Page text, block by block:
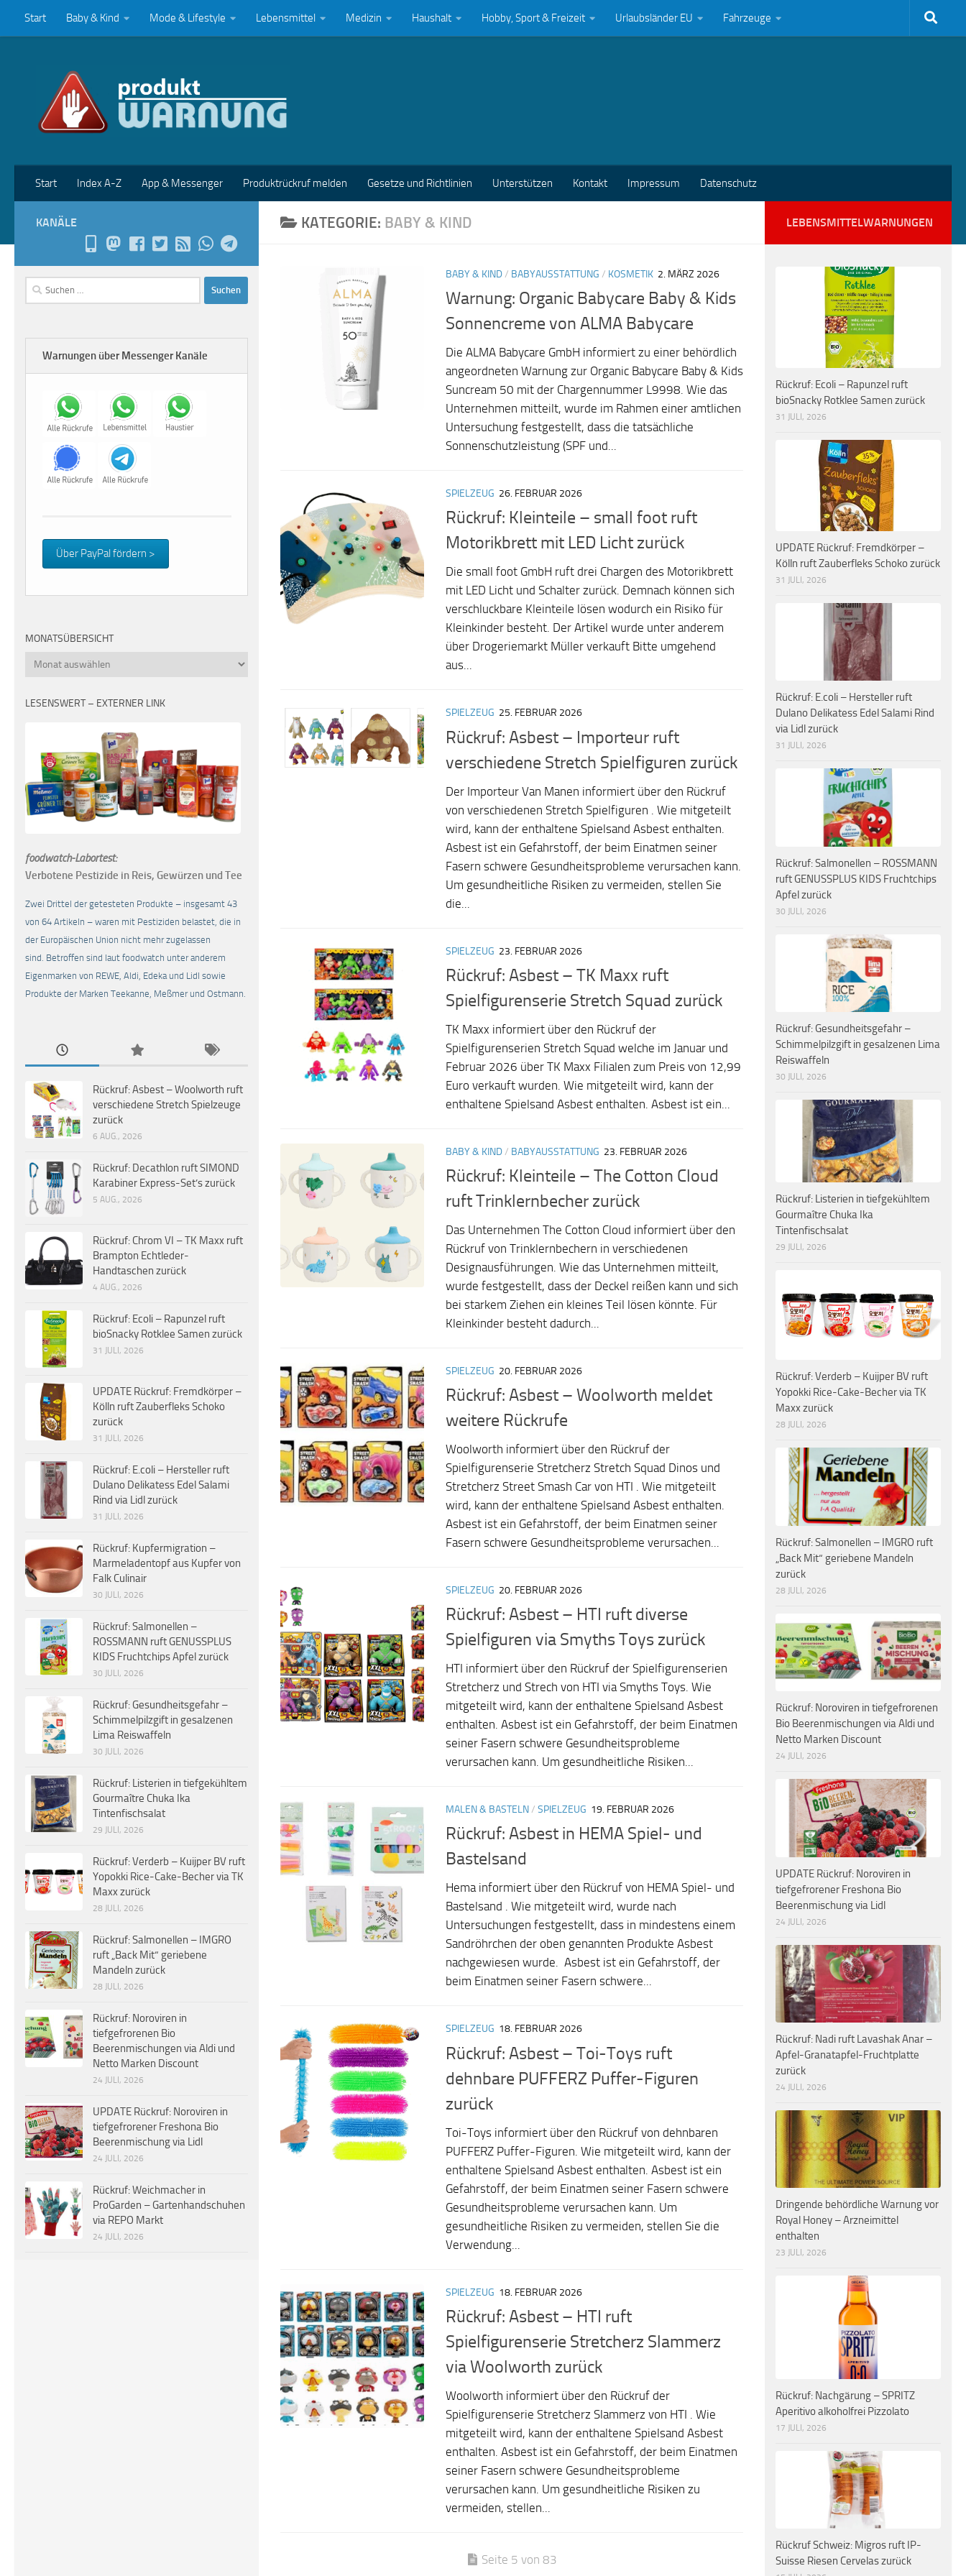
Zum Inhalt springen
Start Baby & Kind Mode & Lifestyle Lebensmittel Medizin Haushalt Hobby, Sport & Freizeit Urlaubsländer EU Fahrzeuge
Start Index A-Z App & Messenger Produktrückruf melden Gesetze und Richtlinien Unterstützen Kontakt Impressum Datenschutz
KATEGORIE: BABY & KIND
BABY & KIND/ BABYAUSSTATTUNG / KOSMETIK 2. MÄRZ 2026
Warnung: Organic Babycare Baby & Kids
Sonnencreme von ALMA Babycare
Die ALMA Babycare GmbH informiert zu einer behördlich
angeordneten Warnung zur Organic Babycare Baby & Kids
Suncream 50 mit der Chargennummer L9998. Wie das
Unternehmen mitteilt, wurde im Rahmen einer amtlichen
Untersuchung festgestellt, dass die tatsächliche
Sonnenschutzleistung (SPF und...
SPIELZEUG 26. FEBRUAR 2026
Rückruf: Kleinteile – small foot ruft
Motorikbrett mit LED Licht zurück
Die small foot GmbH ruft drei Chargen des Motorikbrett
mit LED Licht und Schalter zurück. Demnach können sich
verschluckbare Kleinteile lösen wodurch ein Risiko für
Kleinkinder besteht. Der Artikel wurde unter anderem
über Drogeriemarkt Müller verkauft Bitte umgehend
aus...
SPIELZEUG 25. FEBRUAR 2026
Rückruf: Asbest – Importeur ruft
verschiedene Stretch Spielfiguren zurück
Der Importeur Van Manen informiert über den Rückruf
von verschiedenen Stretch Spielfiguren . Wie mitgeteilt
wird, kann der enthaltene Spielsand Asbest enthalten.
Asbest ist ein Gefahrstoff, der beim Einatmen seiner
Fasern schwere Gesundheitsprobleme verursachen kann.
Um gesundheitliche Risiken zu vermeiden, stellen Sie
die...
SPIELZEUG 23. FEBRUAR 2026
Rückruf: Asbest – TK Maxx ruft
Spielfigurenserie Stretch Squad zurück
TK Maxx informiert über den Rückruf der
Spielfigurenserien Stretch Squad welche im Januar und
Februar 2026 über TK Maxx Filialen zum Preis von 12,99
Euro verkauft wurden. Wie mitgeteilt wird, kann der
enthaltene Spielsand Asbest enthalten. Asbest ist ein...
BABY & KIND/ BABYAUSSTATTUNG 23. FEBRUAR 2026
Rückruf: Kleinteile – The Cotton Cloud
ruft Trinklernbecher zurück
Das Unternehmen The Cotton Cloud informiert über den
Rückruf von Trinklernbechern in verschiedenen
Designausführungen. Wie das Unternehmen mitteilt,
wurde festgestellt, dass der Deckel reißen kann und sich
bei starkem Ziehen ein kleines Teil lösen könnte. Für
Kleinkinder besteht dadurch...
SPIELZEUG 20. FEBRUAR 2026
Rückruf: Asbest – Woolworth meldet
weitere Rückrufe
Woolworth informiert über den Rückruf der
Spielfigurenserie Stretcherz Stretch Squad Dinos und
Stretcherz Street Smash Car von HTI . Wie mitgeteilt
wird, kann der enthaltene Spielsand Asbest enthalten.
Asbest ist ein Gefahrstoff, der beim Einatmen seiner
Fasern schwere Gesundheitsprobleme verursachen...
SPIELZEUG 20. FEBRUAR 2026
Rückruf: Asbest – HTI ruft diverse
Spielfiguren via Smyths Toys zurück
HTI informiert über den Rückruf der Spielfigurenserien
Stretcherz und Strech von HTI via Smyths Toys. Wie
mitgeteilt wird, kann der enthaltene Spielsand Asbest
enthalten. Asbest ist ein Gefahrstoff, der beim Einatmen
seiner Fasern schwere Gesundheitsprobleme
verursachen kann. Um gesundheitliche Risiken...
MALEN & BASTELN/ SPIELZEUG 19. FEBRUAR 2026
Rückruf: Asbest in HEMA Spiel- und
Bastelsand
Hema informiert über den Rückruf von HEMA Spiel- und
Bastelsand . Wie mitgeteilt wird, wurde nach
Untersuchungen festgestellt, dass in mindestens einem
Sandröhrchen der oben genannten Produkte Asbest
nachgewiesen wurde. Asbest ist ein Gefahrstoff, der
beim Einatmen seiner Fasern schwere...
SPIELZEUG 18. FEBRUAR 2026
Rückruf: Asbest – Toi-Toys ruft
dehnbare PUFFERZ Puffer-Figuren
zurück
Toi-Toys informiert über den Rückruf von dehnbaren
PUFFERZ Puffer-Figuren. Wie mitgeteilt wird, kann der
enthaltene Spielsand Asbest enthalten. Asbest ist ein
Gefahrstoff, der beim Einatmen seiner Fasern schwere
Gesundheitsprobleme verursachen kann. Um
gesundheitliche Risiken zu vermeiden, stellen Sie die
Verwendung...
SPIELZEUG 18. FEBRUAR 2026
Rückruf: Asbest – HTI ruft
Spielfigurenserie Stretcherz Slammerz
via Woolworth zurück
Woolworth informiert über den Rückruf der
Spielfigurenserie Stretcherz Slammerz von HTI . Wie
mitgeteilt wird, kann der enthaltene Spielsand Asbest
enthalten. Asbest ist ein Gefahrstoff, der beim Einatmen
seiner Fasern schwere Gesundheitsprobleme
verursachen kann. Um gesundheitliche Risiken zu
vermeiden, stellen...
Seite 5 von 83
KANÄLE
Suchen
nach:
Warnungen über Messenger Kanäle
Über PayPal fördern >
MONATSÜBERSICHT
Monatsübersicht
LESENSWERT – EXTERNER LINK
foodwatch-Labortest:
Verbotene Pestizide in Reis, Gewürzen und Tee
Zwei Drittel der getesteten Produkte – insgesamt 43
von 64 Artikeln – waren mit Pestiziden belastet, die in
der Europäischen Union nicht mehr zugelassen
sind. Betroffen sind laut foodwatch unter anderem
Eigenmarken von REWE, Aldi, Edeka und Lidl sowie
Produkte der Marken Teekanne, Meßmer und Ostmann.
Rückruf: Asbest – Woolworth ruft
verschiedene Stretch Spielzeuge
zurück
6 AUG., 2026
Rückruf: Decathlon ruft SIMOND
Karabiner Express-Set’s zurück
5 AUG., 2026
Rückruf: Chrom VI – TK Maxx ruft
Brampton Echtleder-
Handtaschen zurück
4 AUG., 2026
Rückruf: Ecoli – Rapunzel ruft
bioSnacky Rotklee Samen zurück
31 JULI, 2026
UPDATE Rückruf: Fremdkörper –
Kölln ruft Zauberfleks Schoko
zurück
31 JULI, 2026
Rückruf: E.coli – Hersteller ruft
Dulano Delikatess Edel Salami
Rind via Lidl zurück
31 JULI, 2026
Rückruf: Kupfermigration –
Marmeladentopf aus Kupfer von
Falk Culinair
30 JULI, 2026
Rückruf: Salmonellen –
ROSSMANN ruft GENUSSPLUS
KIDS Fruchtchips Apfel zurück
30 JULI, 2026
Rückruf: Gesundheitsgefahr –
Schimmelpilzgift in gesalzenen
Lima Reiswaffeln
30 JULI, 2026
Rückruf: Listerien in tiefgekühltem
Gourmaître Chuka Ika
Tintenfischsalat
29 JULI, 2026
Rückruf: Verderb – Kuijper BV ruft
Yopokki Rice-Cake-Becher via TK
Maxx zurück
28 JULI, 2026
Rückruf: Salmonellen – IMGRO
ruft „Back Mit“ geriebene
Mandeln zurück
28 JULI, 2026
Rückruf: Noroviren in
tiefgefrorenen Bio
Beerenmischungen via Aldi und
Netto Marken Discount
24 JULI, 2026
UPDATE Rückruf: Noroviren in
tiefgefrorener Freshona Bio
Beerenmischung via Lidl
24 JULI, 2026
Rückruf: Weichmacher in
ProGarden – Gartenhandschuhen
via REPO Markt
24 JULI, 2026
LEBENSMITTELWARNUNGEN
Rückruf: Ecoli – Rapunzel ruft
bioSnacky Rotklee Samen zurück
31 JULI, 2026
UPDATE Rückruf: Fremdkörper –
Kölln ruft Zauberfleks Schoko zurück
31 JULI, 2026
Rückruf: E.coli – Hersteller ruft
Dulano Delikatess Edel Salami Rind
via Lidl zurück
31 JULI, 2026
Rückruf: Salmonellen – ROSSMANN
ruft GENUSSPLUS KIDS Fruchtchips
Apfel zurück
30 JULI, 2026
Rückruf: Gesundheitsgefahr –
Schimmelpilzgift in gesalzenen Lima
Reiswaffeln
30 JULI, 2026
Rückruf: Listerien in tiefgekühltem
Gourmaître Chuka Ika
Tintenfischsalat
29 JULI, 2026
Rückruf: Verderb – Kuijper BV ruft
Yopokki Rice-Cake-Becher via TK
Maxx zurück
28 JULI, 2026
Rückruf: Salmonellen – IMGRO ruft
„Back Mit“ geriebene Mandeln
zurück
28 JULI, 2026
Rückruf: Noroviren in tiefgefrorenen
Bio Beerenmischungen via Aldi und
Netto Marken Discount
24 JULI, 2026
UPDATE Rückruf: Noroviren in
tiefgefrorener Freshona Bio
Beerenmischung via Lidl
24 JULI, 2026
Rückruf: Nadi ruft Lavashak Anar –
Apfel-Granatapfel-Fruchtplatte
zurück
24 JULI, 2026
Dringende behördliche Warnung vor
Royal Honey – Arzneimittel
enthalten
23 JULI, 2026
Rückruf: Nachgärung – SPRITZ
Aperitivo alkoholfrei Pizzolato
17 JULI, 2026
Rückruf Schweiz: Migros ruft IP-
Suisse Riesen Cervelas zurück